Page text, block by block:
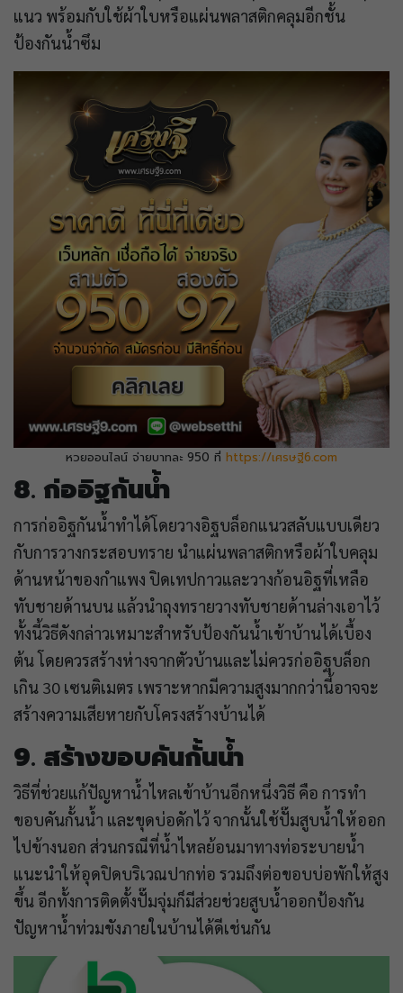
แนว พร้อมกับใช้ผ้าใบหรือแผ่นพลาสติกคลุมอีกชั้น
ป้องกันน้ำซึม
หวยออนไลน์ จ่ายบาทละ 950 ที่ https://เศรษฐี6.com
8. ก่ออิฐกันน้ำ
การก่ออิฐกันน้ำทำได้โดยวางอิฐบล็อกแนวสลับแบบเดียว
กับการวางกระสอบทราย นำแผ่นพลาสติกหรือผ้าใบคลุม
ด้านหน้าของกำแพง ปิดเทปกาวและวางก้อนอิฐที่เหลือ
ทับชายด้านบน แล้วนำถุงทรายวางทับชายด้านล่างเอาไว้
ทั้งนี้วิธีดังกล่าวเหมาะสำหรับป้องกันน้ำเข้าบ้านได้เบื้อง
ต้น โดยควรสร้างห่างจากตัวบ้านและไม่ควรก่ออิฐบล็อก
เกิน 30 เซนติเมตร เพราะหากมีความสูงมากกว่านี้อาจจะ
สร้างความเสียหายกับโครงสร้างบ้านได้
9. สร้างขอบคันกั้นน้ำ
วิธีที่ช่วยแก้ปัญหาน้ำไหลเข้าบ้านอีกหนึ่งวิธี คือ การทำ
ขอบคันกั้นน้ำ และขุดบ่อดักไว้ จากนั้นใช้ปั๊มสูบน้ำให้ออก
ไปข้างนอก ส่วนกรณีที่น้ำไหลย้อนมาทางท่อระบายน้ำ
แนะนำให้อุดปิดบริเวณปากท่อ รวมถึงต่อขอบบ่อพักให้สูง
ขึ้น อีกทั้งการติดตั้งปั๊มจุ่มก็มีส่วยช่วยสูบน้ำออกป้องกัน
ปัญหาน้ำท่วมขังภายในบ้านได้ดีเช่นกัน